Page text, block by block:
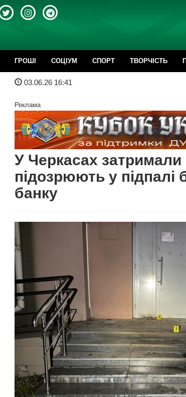
ГРОШІ CОЦІУМ СПОРТ ТВОРЧІСТЬ
03.06.26 16:41
Реклама
У Черкасах затримали
підозрюють у підпалі
банку